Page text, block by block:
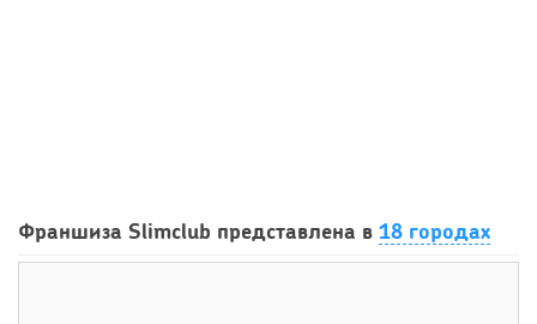
2026 году:...
Франшиза Slimclub представлена в 18 городах